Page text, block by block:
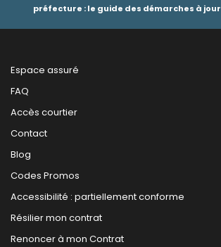
préfecture : le guide des démarches à jour
Espace assuré
FAQ
Accès courtier
Contact
Blog
Codes Promos
Accessibilité : partiellement conforme
Résilier mon contrat
Renoncer à mon Contrat